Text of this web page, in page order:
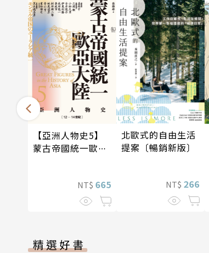
【亞洲人物史5】
蒙古帝國統一歐亞
NT$ 665
北歐式的自由生活
提案〔暢銷新版〕
NT$ 266
精選好書